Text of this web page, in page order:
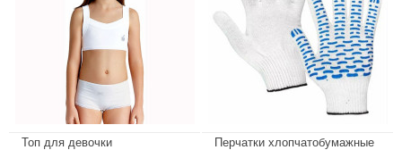
Топ для девочки
Перчатки хлопчатобумажные